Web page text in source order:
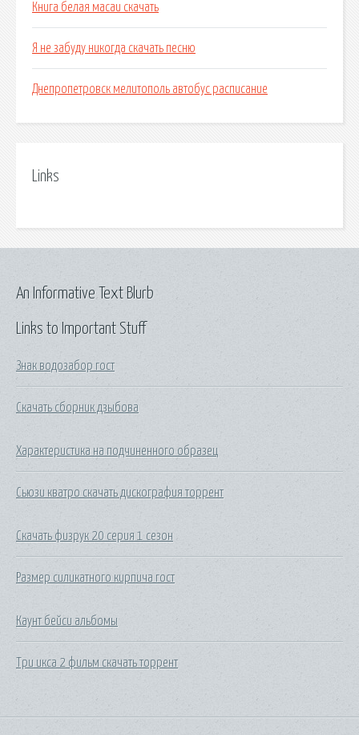
Книга белая масаи скачать
Я не забуду никогда скачать песню
Днепропетровск мелитополь автобус расписание
Links
Links to Important Stuff
Знак водозабор гост
Скачать сборник дзыбова
Характеристика на подчиненного образец
Сьюзи кватро скачать дискография торрент
Скачать физрук 20 серия 1 сезон
Размер силикатного кирпича гост
Каунт бейси альбомы
Три икса 2 фильм скачать торрент
An Informative Text Blurb